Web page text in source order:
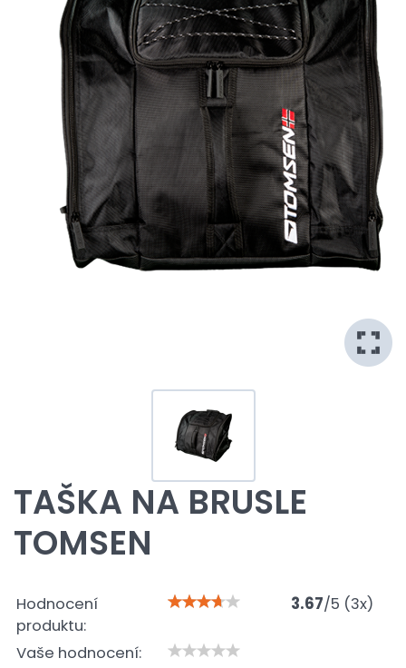
TAŠKA NA BRUSLE
TOMSEN
Hodnocení
produktu:
3.67/5 (3x)
Vaše hodnocení: